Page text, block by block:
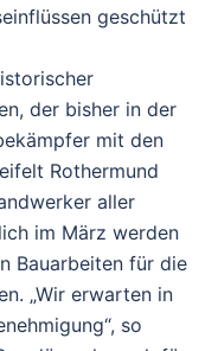
geschützt
der bisher in der
mit den
Rothermund
aller
im März werden
Bauarbeiten für die
„Wir erwarten in
so